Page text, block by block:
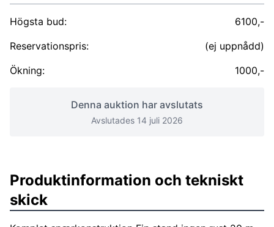
Högsta bud:
6100,-
Reservationspris:
(ej uppnådd)
Ökning:
1000,-
Denna auktion har avslutats
Avslutades 14 juli 2026
Produktinformation och tekniskt
skick